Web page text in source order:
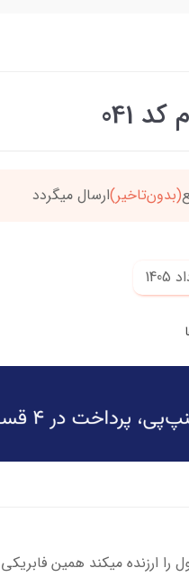
041
برسون،ارسالت‌رایگانه
را ارزنده میکند همین